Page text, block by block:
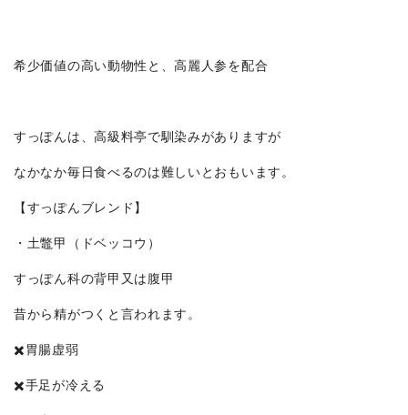
希少価値の高い動物性と、高麗人参を配合
すっぽんは、高級料亭で馴染みがありますが
なかなか毎日食べるのは難しいとおもいます。
【すっぽんブレンド】
・土鼈甲（ドベッコウ）
すっぽん科の背甲又は腹甲
昔から精がつくと言われます。
✖️胃腸虚弱
✖️手足が冷える